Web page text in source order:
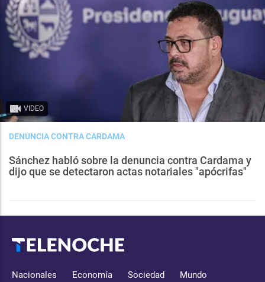
VIDEO
DENUNCIA CONTRA CARDAMA
Sánchez habló sobre la denuncia contra Cardama y
dijo que se detectaron actas notariales "apócrifas"
Nacionales Economía Sociedad Mundo